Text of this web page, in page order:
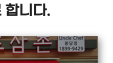
합니다.